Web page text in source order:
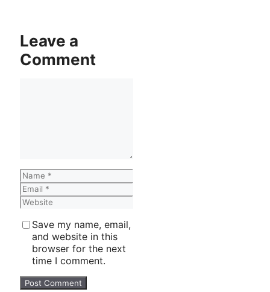
Leave a
Comment
Name
Email
Website
Save my name, email,
and website in this
browser for the next
time I comment.